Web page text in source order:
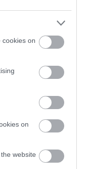
cookies on
on
website
új